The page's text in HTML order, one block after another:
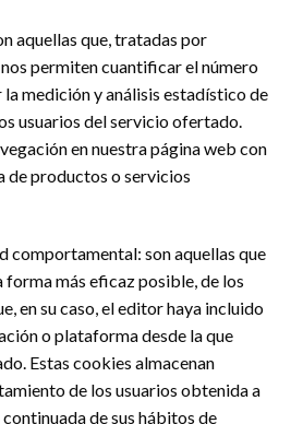
aquellas que, tratadas por
permiten cuantificar el número
la medición y análisis estadístico de
usuarios del servicio ofertado.
en nuestra página web con
de productos o servicios
comportamental: son aquellas que
más eficaz posible, de los
en su caso, el editor haya incluido
o plataforma desde la que
Estas cookies almacenan
de los usuarios obtenida a
de sus hábitos de